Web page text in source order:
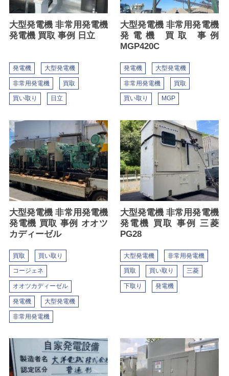
大型発電機 非常用発電機
発電機 買取 事例 日立
発電機 大型発電機
非常用発電機 買取
買い取り 日立
大型発電機 非常用発電機
発電機 買取 事例
MGP420C
発電機 大型発電機
非常用発電機 買取
買い取り MGP
大型発電機 非常用発電機
発電機 買取 事例 オオツ
カディーゼル
買取 買い取り
コージェネ
オオツカディーゼル
発電機 大型発電機
非常用発電機
大型発電機 非常用発電機
発電機 買取 事例 三菱
PG28
大型発電機 非常用発電機
買取 買い取り 三菱
下取り 発電機